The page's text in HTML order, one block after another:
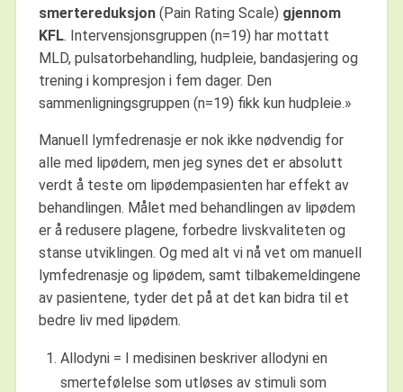
smertereduksjon (Pain Rating Scale) gjennom
KFL. Intervensjonsgruppen (n=19) har mottatt
MLD, pulsatorbehandling, hudpleie, bandasjering og
trening i kompresjon i fem dager. Den
sammenligningsgruppen (n=19) fikk kun hudpleie.»
Manuell lymfedrenasje er nok ikke nødvendig for
alle med lipødem, men jeg synes det er absolutt
verdt å teste om lipødempasienten har effekt av
behandlingen. Målet med behandlingen av lipødem
er å redusere plagene, forbedre livskvaliteten og
stanse utviklingen. Og med alt vi nå vet om manuell
lymfedrenasje og lipødem, samt tilbakemeldingene
av pasientene, tyder det på at det kan bidra til et
bedre liv med lipødem.
Allodyni = I medisinen beskriver allodyni en
smertefølelse som utløses av stimuli som